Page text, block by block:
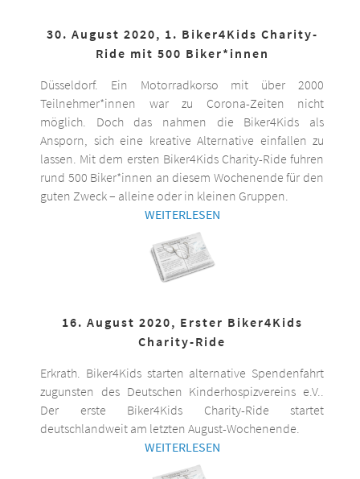
30. August 2020, 1. Biker4Kids Charity-
Ride mit 500 Biker*innen
Düsseldorf. Ein Motorradkorso mit über 2000
Teilnehmer*innen war zu Corona-Zeiten nicht
möglich. Doch das nahmen die Biker4Kids als
Ansporn, sich eine kreative Alternative einfallen zu
lassen. Mit dem ersten Biker4Kids Charity-Ride fuhren
rund 500 Biker*innen an diesem Wochenende für den
guten Zweck – alleine oder in kleinen Gruppen.
WEITERLESEN
16. August 2020, Erster Biker4Kids
Charity-Ride
Erkrath. Biker4Kids starten alternative Spendenfahrt
zugunsten des Deutschen Kinderhospizvereins e.V..
Der erste Biker4Kids Charity-Ride startet
deutschlandweit am letzten August-Wochenende.
WEITERLESEN